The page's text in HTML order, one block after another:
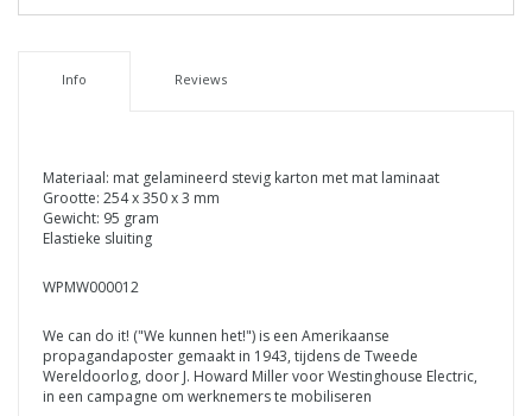
Info Reviews
Materiaal: mat gelamineerd stevig karton met mat laminaat
Grootte: 254 x 350 x 3 mm
Gewicht: 95 gram
Elastieke sluiting
WPMW000012
We can do it! ("We kunnen het!") is een Amerikaanse
propagandaposter gemaakt in 1943, tijdens de Tweede
Wereldoorlog, door J. Howard Miller voor Westinghouse Electric,
in een campagne om werknemers te mobiliseren